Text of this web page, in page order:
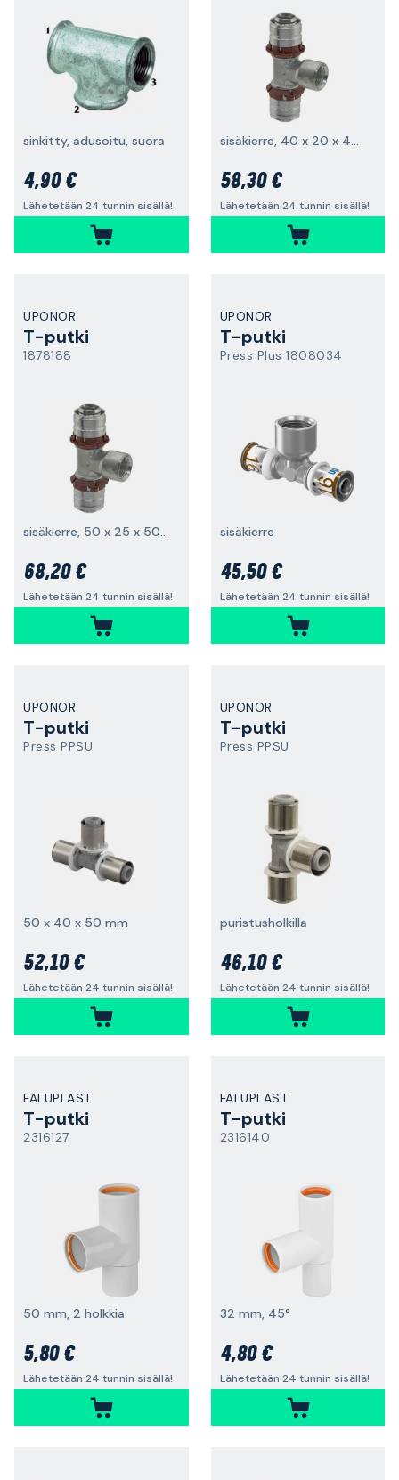
sinkitty, adusoitu, suora
4,90 €
Lähetetään 24 tunnin sisällä!
sisäkierre, 40 x 20 x 40 mm
58,30 €
Lähetetään 24 tunnin sisällä!
UPONOR
T-putki
1878188
sisäkierre, 50 x 25 x 50 mm
68,20 €
Lähetetään 24 tunnin sisällä!
UPONOR
T-putki
Press Plus 1808034
sisäkierre
45,50 €
Lähetetään 24 tunnin sisällä!
UPONOR
T-putki
Press PPSU
50 x 40 x 50 mm
52,10 €
Lähetetään 24 tunnin sisällä!
UPONOR
T-putki
Press PPSU
puristusholkilla
46,10 €
Lähetetään 24 tunnin sisällä!
FALUPLAST
T-putki
2316127
50 mm, 2 holkkia
5,80 €
Lähetetään 24 tunnin sisällä!
FALUPLAST
T-putki
2316140
32 mm, 45°
4,80 €
Lähetetään 24 tunnin sisällä!